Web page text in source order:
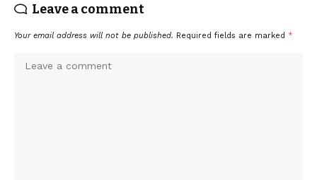
Leave a comment
Your email address will not be published. Required fields are marked *